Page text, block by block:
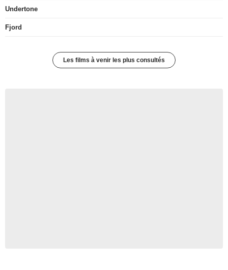
Undertone
Fjord
Les films à venir les plus consultés